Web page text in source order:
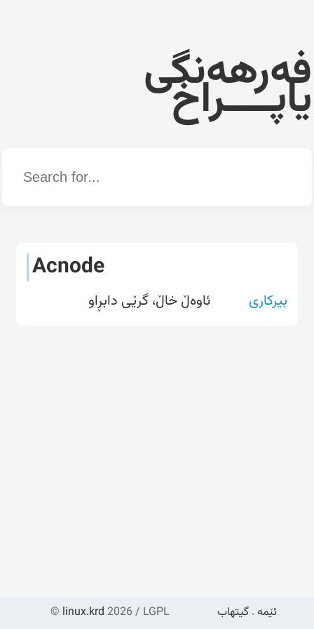
فەرهەنگی
یاپــــراخ
Word
Acnode
بیرکاری ئاوەڵ خاڵ، گرێی دابڕاو
© linux.krd 2026 / LGPL ئێمە . گیتهاب